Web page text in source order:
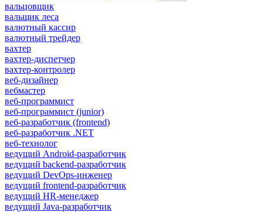
вальцовщик
вальщик леса
валютный кассир
валютный трейдер
вахтер
вахтер-диспетчер
вахтер-контролер
веб-дизайнер
вебмастер
веб-программист
веб-программист (junior)
веб-разработчик (frontend)
веб-разработчик .NET
веб-технолог
ведущий Android-разработчик
ведущий backend-разработчик
ведущий DevOps-инженер
ведущий frontend-разработчик
ведущий HR-менеджер
ведущий Java-разработчик